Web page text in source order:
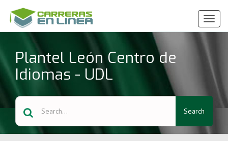
Ver
Menú
Plantel León Centro de
Idiomas - UDL
Search